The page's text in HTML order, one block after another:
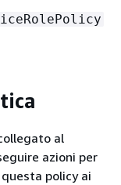
al
azioni per
policy ai